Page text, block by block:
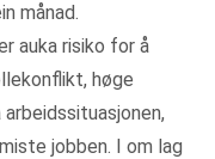
månad.
auka risiko for å
høge
jobben. I om lag